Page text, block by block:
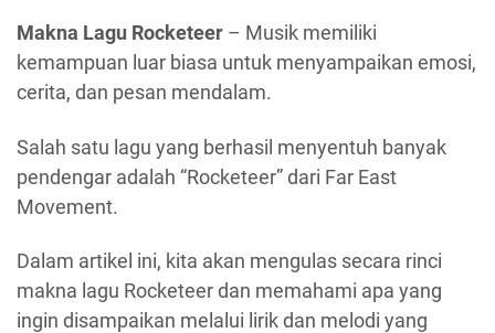
Makna Lagu Rocketeer – Musik memiliki
kemampuan luar biasa untuk menyampaikan emosi,
cerita, dan pesan mendalam.
Salah satu lagu yang berhasil menyentuh banyak
pendengar adalah “Rocketeer” dari Far East
Movement.
Dalam artikel ini, kita akan mengulas secara rinci
makna lagu Rocketeer dan memahami apa yang
ingin disampaikan melalui lirik dan melodi yang